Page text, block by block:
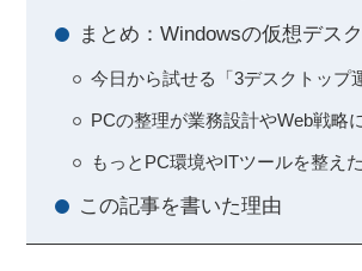
まとめ：Windowsの仮想デス
今日から試せる「3デスクトップ
PCの整理が業務設計やWeb戦略
もっとPC環境やITツールを整え
この記事を書いた理由